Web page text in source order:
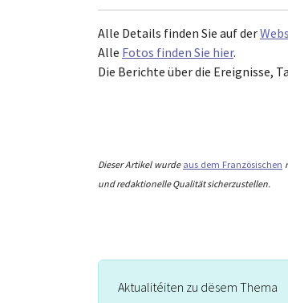
Alle Details finden Sie auf der
Alle Fotos finden Sie hier.
Die Berichte über die Ereignisse,
Dieser Artikel wurde aus dem Französischen
und redaktionelle Qualität sicherzustellen.
Aktualitéiten zu dësem Thema